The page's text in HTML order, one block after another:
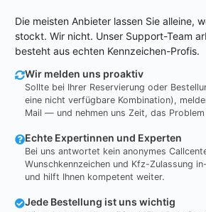
Die meisten Anbieter lassen Sie alleine,
stockt. Wir nicht. Unser Support-Team
besteht aus echten Kennzeichen-Profis.
Wir melden uns proaktiv
Sollte bei Ihrer Reservierung oder
eine nicht verfügbare Kombination),
Mail — und nehmen uns Zeit, das
Echte Expertinnen und Experten
Bei uns antwortet kein anonymes
Wunschkennzeichen und Kfz-Zulassung
und hilft Ihnen kompetent weiter.
Jede Bestellung ist uns wichtig